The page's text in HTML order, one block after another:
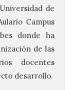
de
Campus
donde ha
de las
docentes
desarrollo.